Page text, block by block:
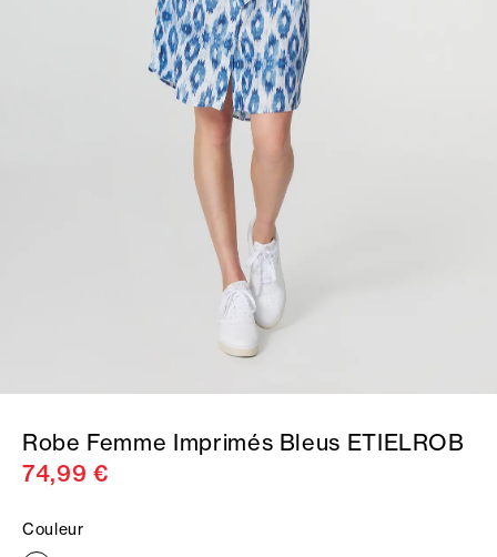
Robe Femme Imprimés Bleus ETIELROB
74,99 €
Couleur